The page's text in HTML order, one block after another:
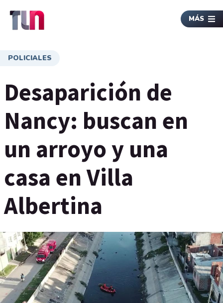
MÁS
POLICIALES
Desaparición de
Nancy: buscan en
un arroyo y una
casa en Villa
Albertina